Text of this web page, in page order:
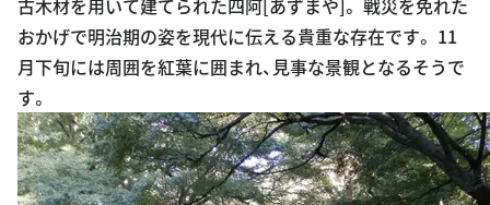
おかげで明治期の姿を現代に伝える貴重な存在です。 11
月下旬には周囲を紅葉に囲まれ、見事な景観となるそうで
す。